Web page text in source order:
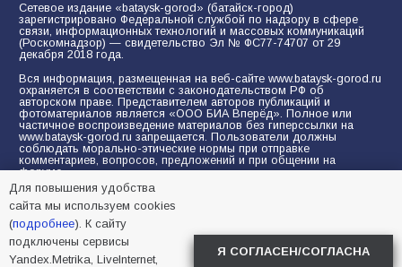
Сетевое издание «bataysk-gorod» (батайск-город)
зарегистрировано Федеральной службой по надзору в сфере
связи, информационных технологий и массовых коммуникаций
(Роскомнадзор) — свидетельство Эл № ФС77-74707 от 29
декабря 2018 года.
Вся информация, размещенная на веб-сайте www.bataysk-gorod.ru
охраняется в соответствии с законодательством РФ об
авторском праве. Представителем авторов публикаций и
фотоматериалов является «ООО БИА Вперёд». Полное или
частичное воспроизведение материалов без гиперссылки на
www.bataysk-gorod.ru запрещается. Пользователи должны
соблюдать морально-этические нормы при отправке
комментариев, вопросов, предложений и при общении на
форуме.
Политика конфиденциальности и защиты информации
Согласие на обработку персональных данных с помощью
сервисов Yandex.Metrika, LiveInternet, top.mail.ru
© 2005-2026 БИА «ВПЕРЕД»
Для повышения удобства
сайта мы используем cookies
(подробнее). К сайту
подключены сервисы
Yandex.Metrika, LiveInternet,
Я СОГЛАСЕН/СОГЛАСНА